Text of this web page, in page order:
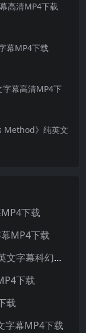
高清MP4下载
幕MP4下载
幕高清MP4下
Method》纯英文
下载
MP4下载
Project Hail Mary《挽救计划》纯英文字幕科幻电影MP4下载
下载
载
字幕MP4下载